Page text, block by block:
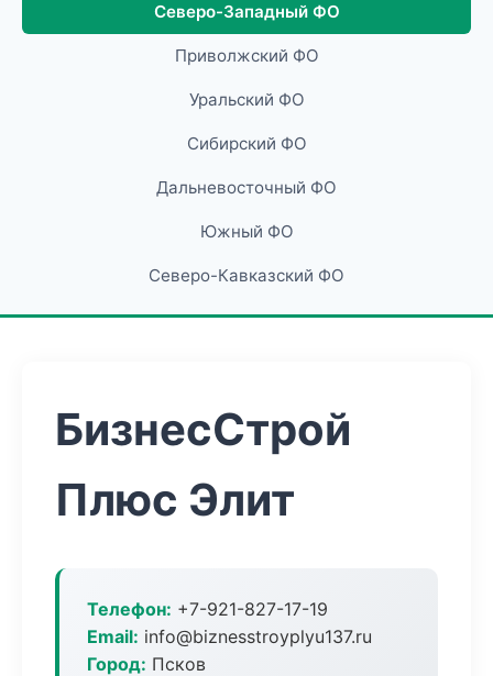
Северо-Западный ФО
Приволжский ФО
Уральский ФО
Сибирский ФО
Дальневосточный ФО
Южный ФО
Северо-Кавказский ФО
БизнесСтрой
Плюс Элит
Телефон: +7-921-827-17-19
Email: info@biznesstroyplyu137.ru
Город: Псков